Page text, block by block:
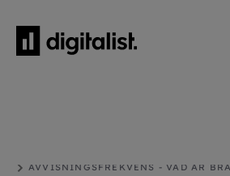
AVVISNINGSFREKVENS - VAD ÄR